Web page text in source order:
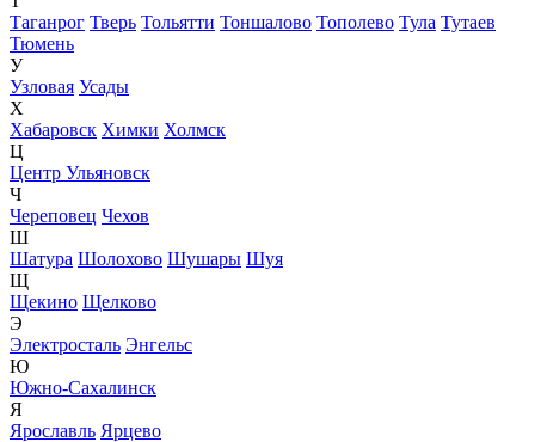
Таганрог Тверь Тольятти Тоншалово Тополево Тула Тутаев
Тюмень
У
Узловая Усады
Х
Хабаровск Химки Холмск
Ц
Центр Ульяновск
Ч
Череповец Чехов
Ш
Шатура Шолохово Шушары Шуя
Щ
Щекино Щелково
Э
Электросталь Энгельс
Ю
Южно-Сахалинск
Я
Ярославль Ярцево